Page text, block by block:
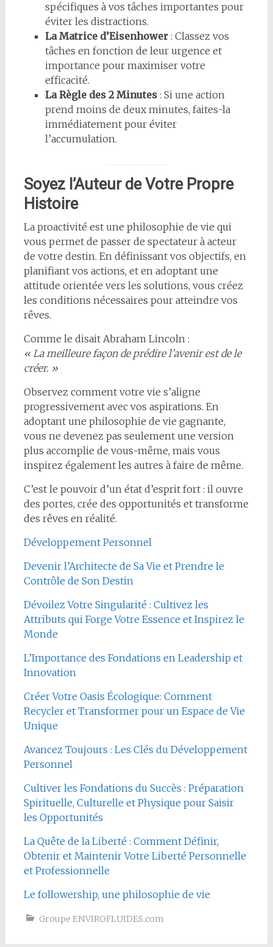
spécifiques à vos tâches importantes pour
éviter les distractions.
La Matrice d’Eisenhower: Classez vos
tâches en fonction de leur urgence et
importance pour maximiser votre
efficacité.
La Règle des 2 Minutes: Si une action
prend moins de deux minutes, faites-la
immédiatement pour éviter
l’accumulation.
Soyez l’Auteur de Votre Propre
Histoire
La proactivité est une philosophie de vie qui
vous permet de passer de spectateur à acteur
de votre destin. En définissant vos objectifs, en
planifiant vos actions, et en adoptant une
attitude orientée vers les solutions, vous créez
les conditions nécessaires pour atteindre vos
rêves.
Comme le disait Abraham Lincoln :
« La meilleure façon de prédire l’avenir est de le
créer. »
Observez comment votre vie s’aligne
progressivement avec vos aspirations. En
adoptant une philosophie de vie gagnante,
vous ne devenez pas seulement une version
plus accomplie de vous-même, mais vous
inspirez également les autres à faire de même.
C’est le pouvoir d’un état d’esprit fort : il ouvre
des portes, crée des opportunités et transforme
des rêves en réalité.
Développement Personnel
Devenir l’Architecte de Sa Vie et Prendre le
Contrôle de Son Destin
Dévoilez Votre Singularité : Cultivez les
Attributs qui Forge Votre Essence et Inspirez le
Monde
L’Importance des Fondations en Leadership et
Innovation
Créer Votre Oasis Écologique: Comment
Recycler et Transformer pour un Espace de Vie
Unique
Avancez Toujours : Les Clés du Développement
Personnel
Cultiver les Fondations du Succès : Préparation
Spirituelle, Culturelle et Physique pour Saisir
les Opportunités
La Quête de la Liberté : Comment Définir,
Obtenir et Maintenir Votre Liberté Personnelle
et Professionnelle
Le followership, une philosophie de vie
Groupe ENVIROFLUIDES.com